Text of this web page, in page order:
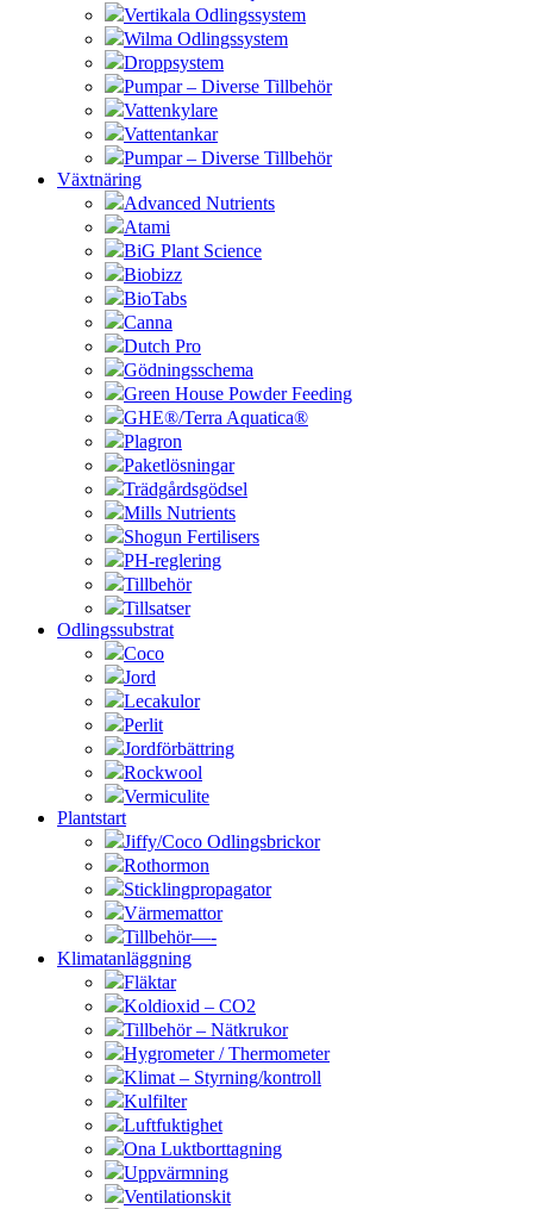
Vertikala Odlingssystem
Wilma Odlingssystem
Droppsystem
Pumpar – Diverse Tillbehör
Vattenkylare
Vattentankar
Pumpar – Diverse Tillbehör
Växtnäring
Advanced Nutrients
Atami
BiG Plant Science
Biobizz
BioTabs
Canna
Dutch Pro
Gödningsschema
Green House Powder Feeding
GHE®/Terra Aquatica®
Plagron
Paketlösningar
Trädgårdsgödsel
Mills Nutrients
Shogun Fertilisers
PH-reglering
Tillbehör
Tillsatser
Odlingssubstrat
Coco
Jord
Lecakulor
Perlit
Jordförbättring
Rockwool
Vermiculite
Plantstart
Jiffy/Coco Odlingsbrickor
Rothormon
Sticklingpropagator
Värmemattor
Tillbehör—-
Klimatanläggning
Fläktar
Koldioxid – CO2
Tillbehör – Nätkrukor
Hygrometer / Thermometer
Klimat – Styrning/kontroll
Kulfilter
Luftfuktighet
Ona Luktborttagning
Uppvärmning
Ventilationskit